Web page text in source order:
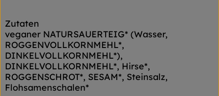
Zutaten
veganer NATURSAUERTEIG* (Wasser,
ROGGENVOLLKORNMEHL*,
DINKELVOLLKORNMEHL*),
DINKELVOLLKORNMEHL*, Hirse*,
ROGGENSCHROT*, SESAM*, Steinsalz,
Flohsamenschalen*